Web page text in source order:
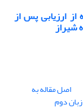
از ارزیابی پس از
شیراز
اصل مقاله به
زبان دوم